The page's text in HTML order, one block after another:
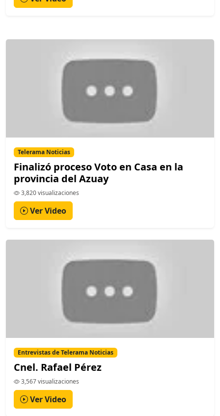
Telerama Noticias
Finalizó proceso Voto en Casa en la
provincia del Azuay
3,820 visualizaciones
Ver Video
Entrevistas de Telerama Noticias
Cnel. Rafael Pérez
3,567 visualizaciones
Ver Video